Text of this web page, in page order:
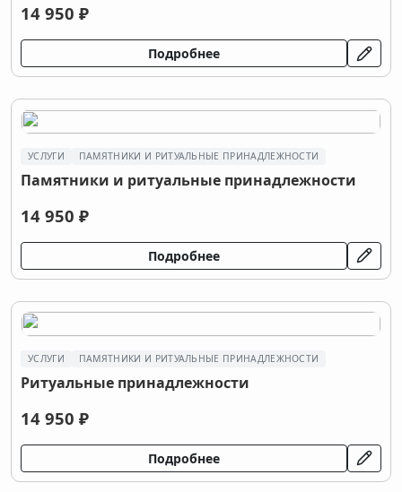
14 950 ₽
Подробнее
УСЛУГИ ПАМЯТНИКИ И РИТУАЛЬНЫЕ ПРИНАДЛЕЖНОСТИ
Памятники и ритуальные принадлежности
14 950 ₽
Подробнее
УСЛУГИ ПАМЯТНИКИ И РИТУАЛЬНЫЕ ПРИНАДЛЕЖНОСТИ
Ритуальные принадлежности
14 950 ₽
Подробнее